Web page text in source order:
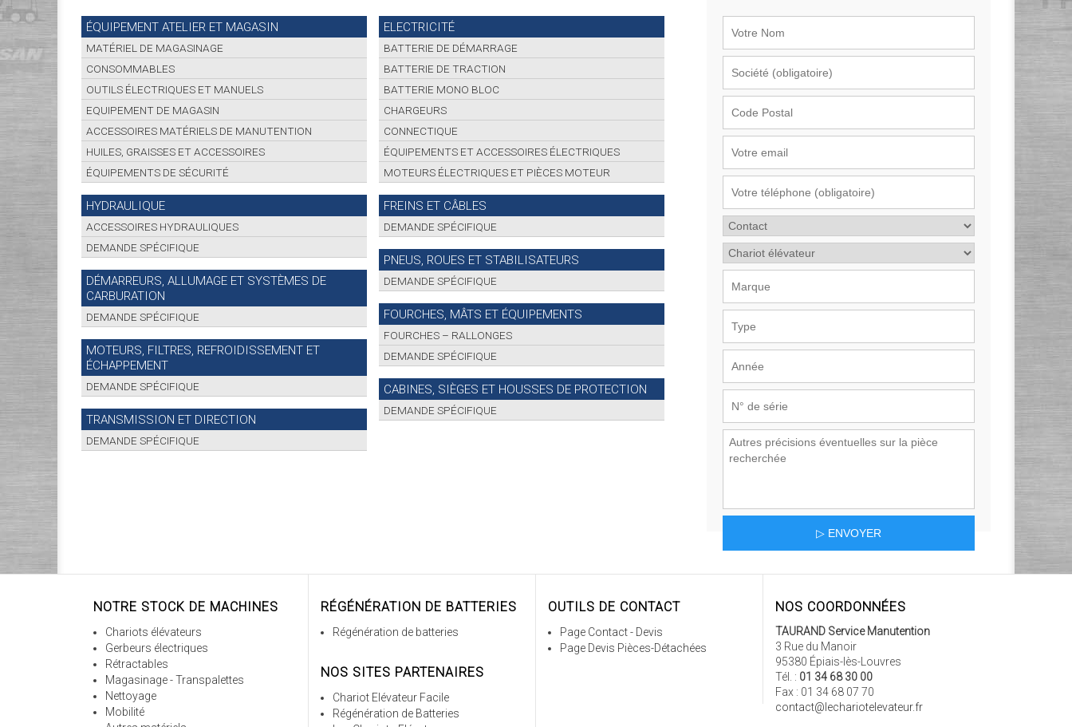
ÉQUIPEMENT ATELIER ET MAGASIN
MATÉRIEL DE MAGASINAGE
CONSOMMABLES
OUTILS ÉLECTRIQUES ET MANUELS
EQUIPEMENT DE MAGASIN
ACCESSOIRES MATÉRIELS DE MANUTENTION
HUILES, GRAISSES ET ACCESSOIRES
ÉQUIPEMENTS DE SÉCURITÉ
HYDRAULIQUE
ACCESSOIRES HYDRAULIQUES
DEMANDE SPÉCIFIQUE
DÉMARREURS, ALLUMAGE ET SYSTÈMES DE
CARBURATION
DEMANDE SPÉCIFIQUE
MOTEURS, FILTRES, REFROIDISSEMENT ET
ÉCHAPPEMENT
DEMANDE SPÉCIFIQUE
TRANSMISSION ET DIRECTION
DEMANDE SPÉCIFIQUE
ELECTRICITÉ
BATTERIE DE DÉMARRAGE
BATTERIE DE TRACTION
BATTERIE MONO BLOC
CHARGEURS
CONNECTIQUE
ÉQUIPEMENTS ET ACCESSOIRES ÉLECTRIQUES
MOTEURS ÉLECTRIQUES ET PIÈCES MOTEUR
FREINS ET CÂBLES
DEMANDE SPÉCIFIQUE
PNEUS, ROUES ET STABILISATEURS
DEMANDE SPÉCIFIQUE
FOURCHES, MÂTS ET ÉQUIPEMENTS
FOURCHES – RALLONGES
DEMANDE SPÉCIFIQUE
CABINES, SIÈGES ET HOUSSES DE PROTECTION
DEMANDE SPÉCIFIQUE
NOTRE STOCK DE MACHINES
Chariots élévateurs
Gerbeurs électriques
Rétractables
Magasinage - Transpalettes
Nettoyage
Mobilité
RÉGÉNÉRATION DE BATTERIES
Régénération de batteries
NOS SITES PARTENAIRES
Chariot Elévateur Facile
Régénération de Batteries
OUTILS DE CONTACT
Page Contact - Devis
Page Devis Pièces-Détachées
NOS COORDONNÉES
TAURAND Service Manutention
3 Rue du Manoir
95380 Épiais-lès-Louvres
Tél. : 01 34 68 30 00
Fax : 01 34 68 07 70
contact@lechariotelevateur.fr